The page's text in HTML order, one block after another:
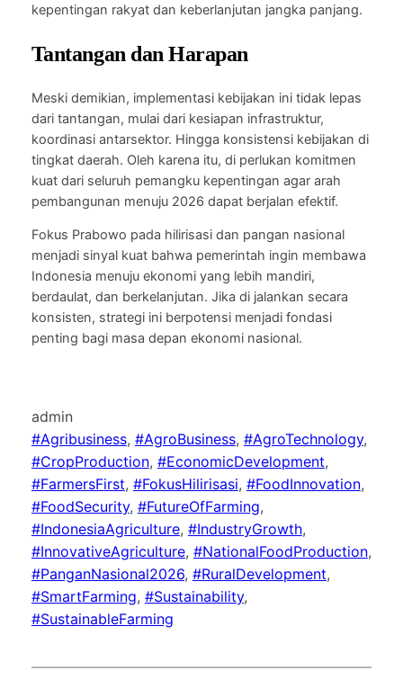
kepentingan rakyat dan keberlanjutan jangka panjang.
Tantangan dan Harapan
Meski demikian, implementasi kebijakan ini tidak lepas
dari tantangan, mulai dari kesiapan infrastruktur,
koordinasi antarsektor. Hingga konsistensi kebijakan di
tingkat daerah. Oleh karena itu, di perlukan komitmen
kuat dari seluruh pemangku kepentingan agar arah
pembangunan menuju 2026 dapat berjalan efektif.
Fokus Prabowo pada hilirisasi dan pangan nasional
menjadi sinyal kuat bahwa pemerintah ingin membawa
Indonesia menuju ekonomi yang lebih mandiri,
berdaulat, dan berkelanjutan. Jika di jalankan secara
konsisten, strategi ini berpotensi menjadi fondasi
penting bagi masa depan ekonomi nasional.
admin
#Agribusiness, #AgroBusiness, #AgroTechnology
#CropProduction, #EconomicDevelopment
#FarmersFirst, #FokusHilirisasi, #FoodInnovation
#FoodSecurity, #FutureOfFarming
#IndonesiaAgriculture, #IndustryGrowth
#InnovativeAgriculture, #NationalFoodProduction
#PanganNasional2026, #RuralDevelopment
#SmartFarming, #Sustainability
#SustainableFarming